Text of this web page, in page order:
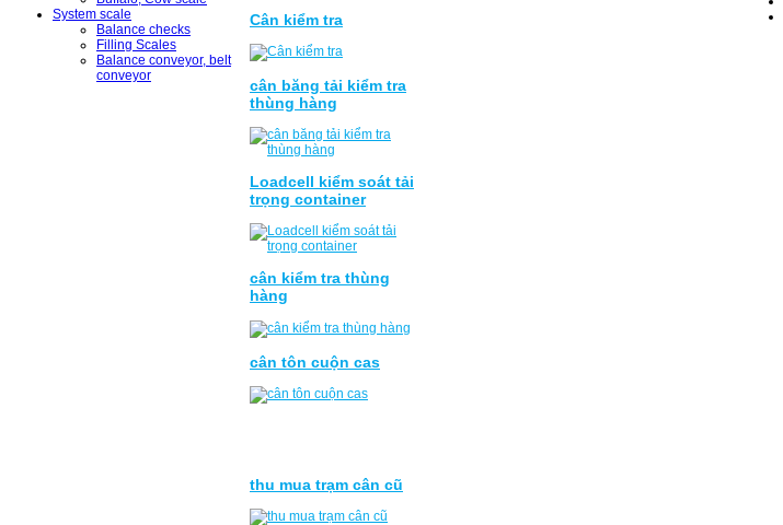
System scale
Balance checks
Filling Scales
Balance conveyor, belt
conveyor
Cân kiểm tra
cân băng tải kiểm tra
thùng hàng
Loadcell kiểm soát tải
trọng container
cân kiểm tra thùng
hàng
cân tôn cuộn cas
thu mua trạm cân cũ